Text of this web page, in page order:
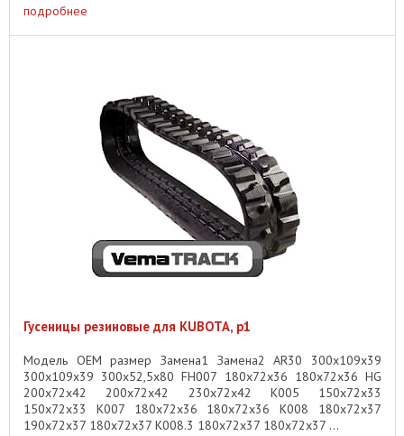
подробнее
Гусеницы резиновые для KUBOTA, p1
Модель OEM размер Замена1 Замена2 AR30 300x109x39
300x109x39 300x52,5x80 FH007 180x72x36 180x72x36 HG
200x72x42 200x72x42 230x72x42 K005 150x72x33
150x72x33 K007 180x72x36 180x72x36 K008 180x72x37
190x72x37 180x72x37 K008.3 180x72x37 180x72x37 ...